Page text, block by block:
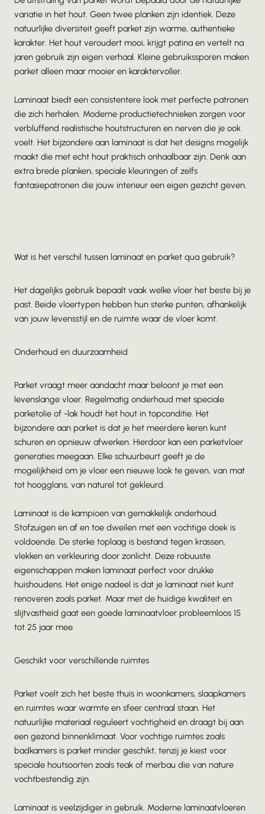
variatie in het hout. Geen twee planken zijn identiek. Deze
natuurlijke diversiteit geeft parket zijn warme, authentieke
karakter. Het hout veroudert mooi, krijgt patina en vertelt na
jaren gebruik zijn eigen verhaal. Kleine gebruikssporen maken
parket alleen maar mooier en karaktervoller.
Laminaat biedt een consistentere look met perfecte patronen
die zich herhalen. Moderne productietechnieken zorgen voor
verbluffend realistische houtstructuren en nerven die je ook
voelt. Het bijzondere aan laminaat is dat het designs mogelijk
maakt die met echt hout praktisch onhaalbaar zijn. Denk aan
extra brede planken, speciale kleuringen of zelfs
fantasiepatronen die jouw interieur een eigen gezicht geven.
Wat is het verschil tussen laminaat en parket qua gebruik?
Het dagelijks gebruik bepaalt vaak welke vloer het beste bij je
past. Beide vloertypen hebben hun sterke punten, afhankelijk
van jouw levensstijl en de ruimte waar de vloer komt.
Onderhoud en duurzaamheid
Parket vraagt meer aandacht maar beloont je met een
levenslange vloer. Regelmatig onderhoud met speciale
parketolie of -lak houdt het hout in topconditie. Het
bijzondere aan parket is dat je het meerdere keren kunt
schuren en opnieuw afwerken. Hierdoor kan een parketvloer
generaties meegaan. Elke schuurbeurt geeft je de
mogelijkheid om je vloer een nieuwe look te geven, van mat
tot hoogglans, van naturel tot gekleurd.
Laminaat is de kampioen van gemakkelijk onderhoud.
Stofzuigen en af en toe dweilen met een vochtige doek is
voldoende. De sterke toplaag is bestand tegen krassen,
vlekken en verkleuring door zonlicht. Deze robuuste
eigenschappen maken laminaat perfect voor drukke
huishoudens. Het enige nadeel is dat je laminaat niet kunt
renoveren zoals parket. Maar met de huidige kwaliteit en
slijtvastheid gaat een goede laminaatvloer probleemloos 15
tot 25 jaar mee.
Geschikt voor verschillende ruimtes
Parket voelt zich het beste thuis in woonkamers, slaapkamers
en ruimtes waar warmte en sfeer centraal staan. Het
natuurlijke materiaal reguleert vochtigheid en draagt bij aan
een gezond binnenklimaat. Voor vochtige ruimtes zoals
badkamers is parket minder geschikt, tenzij je kiest voor
speciale houtsoorten zoals teak of merbau die van nature
vochtbestendig zijn.
Laminaat is veelzijdiger in gebruik. Moderne laminaatvloeren